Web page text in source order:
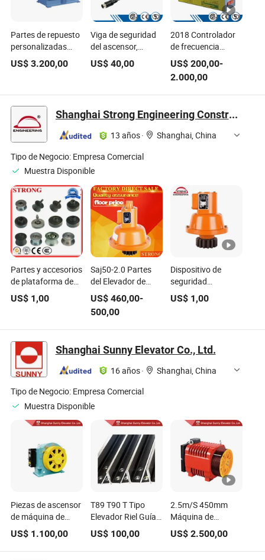
Partes de repuesto
personalizadas
para ascensores de
China, máquina de
engranaje
US$3.200,00
Viga de seguridad
del ascensor,
componentes de
elevador, partes,
ascensor
US$ 40,00
2018 Controlador
de frecuencia
general de elevador
de alta calidad
US$ 200,00-
2.000,00
Shanghai Strong Engineering Construction Co., Ltd.
13 años·
Shanghai, China
Tipo de Negocio: Empresa Comercial
Muestra Disponible
Partes y accesorios
de plataforma de
construcción,
rueda de elevador o
US$ 1,00
Saj50-2.0 Partes
del Elevador de
Construcción
Gobernador de
Sobrecarga
US$ 460,00-
500,00
Dispositivo de
seguridad
anticaída para
ascensor de
construcción,
almohadilla de
US$ 1,00
Shanghai Sunny Elevator Co., Ltd.
16 años·
Shanghai, China
Tipo de Negocio: Empresa Comercial
Muestra Disponible
Piezas de ascensor
de máquina de
tracción sin
engranaje Wittur
1.0m/S
US$ 1.100,00
T89 T90 T Tipo
Elevador Riel Guía
Maquinado Piezas
de Elevador
US$ 100,00
2.5m/S 450mm
Máquina de
tracción sin
engranaje para
piezas de elevador
US$ 2.500,00